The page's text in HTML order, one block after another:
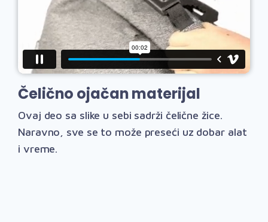
Čelično ojačan materijal
Ovaj deo sa slike u sebi sadrži čelične žice.
Naravno, sve se to može preseći uz dobar alat
i vreme.